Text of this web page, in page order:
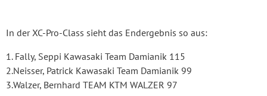
In der XC-Pro-Class sieht das Endergebnis so aus:
1. Fally, Seppi Kawasaki Team Damianik 115
2.Neisser, Patrick Kawasaki Team Damianik 99
3.Walzer, Bernhard TEAM KTM WALZER 97